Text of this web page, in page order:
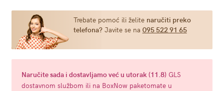
Penthouse
Hypnotic
Power
(više
količina
Trebate pomoć ili želite naručiti preko
telefona?Javite se na 095 522 91 65
Naručitesadai dostavljamo već u utorak (11.8) GLS
dostavnom službom ili na BoxNow paketomate u